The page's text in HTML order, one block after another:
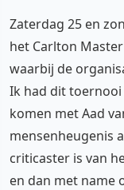
Zaterdag 25 en
het Carlton
waarbij de
Ik had dit
komen met Aad
mensenheugenis
criticaster is van
en dan met name